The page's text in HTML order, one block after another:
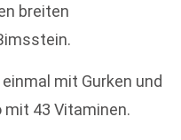
breiten
mit Gurken und
43 Vitaminen.